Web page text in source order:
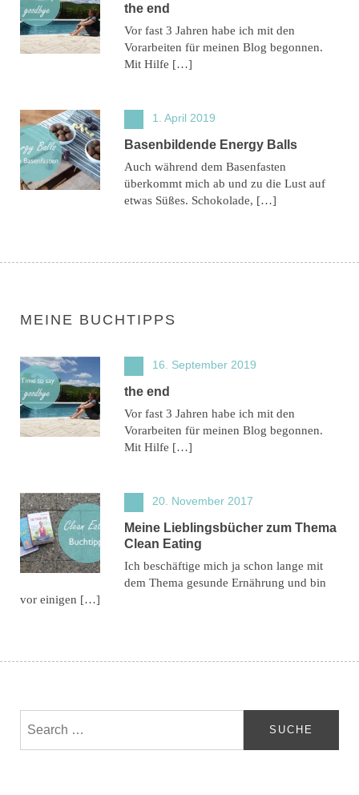
the end
Vor fast 3 Jahren habe ich mit den
Vorarbeiten für meinen Blog begonnen.
Mit Hilfe […]
1. April 2019
Basenbildende Energy Balls
Auch während dem Basenfasten
überkommt mich ab und zu die Lust auf
etwas Süßes. Schokolade, […]
MEINE BUCHTIPPS
16. September 2019
the end
Vor fast 3 Jahren habe ich mit den
Vorarbeiten für meinen Blog begonnen.
Mit Hilfe […]
20. November 2017
Meine Lieblingsbücher zum Thema
Clean Eating
Ich beschäftige mich ja schon lange mit
dem Thema gesunde Ernährung und bin
vor einigen […]